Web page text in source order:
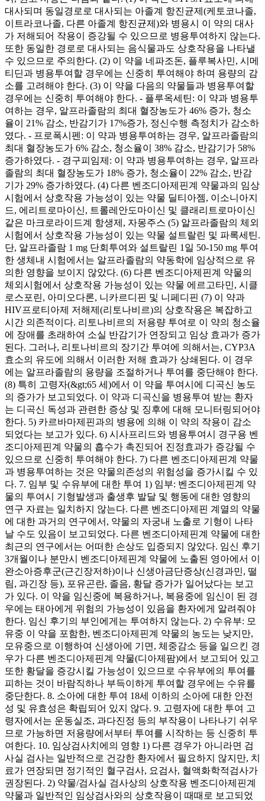
대사되며 동일경로로 대사되는 아졸계 항진균제(케토코나졸,
이트라코나졸, 다른 아졸계 항진균제)와 병용시 이 약의 대사
가 저해되어 작용이 증강될 수 있으므로 병용투여하지 않는다.
또한 동일한 경로로 대사되는 음식물과도 상호작용을 나타낼
수 있으므로 주의한다. (2) 이 약을 네파조돈, 플루복사민, 시메
티딘과 병용투여할 경우에는 신중히 투여해야 하며 용량의 감
소를 고려해야 한다. (3) 이 약을 다음의 약물들과 병용투여할
경우에는 신중히 투여해야 한다. - 플루옥세틴: 이 약과 병용투
여하는 경우, 알프라졸람의 최대 혈장농도가 46% 증가, 청소
율이 21% 감소, 반감기가 17%증가, 정신수행 측정치가 감소하
였다. - 프로폭시펜: 이 약과 병용투여하는 경우, 알프라졸람의
최대 혈장농도가 6% 감소, 청소율이 38% 감소, 반감기가 58%
증가하였다. - 경구피임제: 이 약과 병용투여하는 경우, 알프라
졸람의 최대 혈장농도가 18% 증가, 청소율이 22% 감소, 반감
기가 29% 증가하였다. (4) 다른 벤조디아제핀계 약물과의 임상
시험에서 상호작용 가능성이 있는 약물 딜티아젬, 이소니아지
드, 에리트로마이신, 트롤레안도마이신 및 클래리트로마이신
같은 마크로라이드계 항생제, 자몽주스 (5) 알프라졸람의 체외
시험에서 상호작용 가능성이 있는 약물 설트랄린 및 파록세틴.
단, 알프라졸람 1 mg 단회투여와 설트랄린 1일 50-150 mg 투여
한 생체내 시험에서는 알프라졸람의 약동학에 임상적으로 유
의한 영향을 보이지 않았다. (6) 다른 벤조디아제핀계 약물의
체외시험에서 상호작용 가능성이 있는 약물 에르고타민, 시클
로스포린, 아미오다론, 니카르디핀 및 니페디핀 (7) 이 약과
HIV프로티아제 저해제(리토나비르)의 상호작용은 복잡하고
시간 의존적이다. 리토나비르의 저용량 투여로 이 약의 청소율
에 장애를 초래하여 소실 반감기가 연장되고 임상 효과가 증가
된다. 그러나, 리토나비르의 장기간 투여에 의해서는, CYP3A
효소의 유도에 의해서 이러한 저해 효과가 상쇄된다. 이 경우
에는 알프라졸람의 용량을 조절하거나 투여를 중단해야 한다.
(8) 특히 고령자(&gt;65 세)에서 이 약을 투여시에 디곡신 농도
의 증가가 보고되었다. 이 약과 디곡신을 병용투여 받는 환자
는 디곡신 독성과 관련한 증상 및 징후에 대해 모니터링되어야
한다. 5) 카르바마제핀과의 병용에 의해 이 약의 작용이 감소
되었다는 보고가 있다. 6) 시사프리드와 병용투여시 경구용 벤
조디아제핀계 약물의 흡수가 촉진되어 진정효과가 증강될 수
있으므로 신중히 투여해야 한다. 7) 다른 벤조디아제핀계 약물
과 병용투여하는 것은 약물의존성의 위험성을 증가시킬 수 있
다. 7. 임부 및 수유부에 대한 투여 1) 임부: 벤조디아제핀계 약
물의 투여시 기형발생과 출생후 발달 및 행동에 대한 영향의
연구 자료는 일치하지 않는다. 다른 벤조디아제핀 계열의 약물
에 대한 과거의 연구에서, 약물의 자궁내 노출로 기형이 나타
날 수도 있음이 보고되었다. 다른 벤조디아제핀계 약물에 대한
최근의 연구에서는 어떠한 손상도 입증되지 않았다. 임신 후기
3개월이나 분만시 벤조디아제핀계 약물에 노출된 영아에서 이
완소아증후군(근긴장저하)이나 신생아금단증상(신경과민, 떨
림, 과긴장 등), 포유곤란, 졸음, 황달 증가가 일어났다는 보고
가 있다. 이 약을 임신중에 복용하거나, 복용중에 임신이 된 경
우에는 태아에게 위험의 가능성이 있음을 환자에게 알려줘야
한다. 임신 후기의 부인에게는 투여하지 않는다. 2) 수유부: 모
유중 이 약을 포함한, 벤조디아제핀계 약물의 농도는 낮지만,
모유중으로 이행하여 신생아에 기면, 체중감소 등을 일으킨 경
우가 다른 벤조디아제핀계 약물(디아제팜)에서 보고되어 있고
또한 황달을 증강시킬 가능성이 있으므로 수유부에의 투여를
피하는 것이 바람직하나 부득이하게 투여할 경우에는 수유를
중단한다. 8. 소아에 대한 투여 18세 이하의 소아에 대한 안전
성 및 유효성은 확립되어 있지 않다. 9. 고령자에 대한 투여 고
령자에서는 운동실조, 과다진정 등의 부작용이 나타나기 쉬우
므로 가능하면 저용량에서부터 투여를 시작하는 등 신중히 투
여한다. 10. 임상검사치에의 영향 1) 다른 경우가 아니라면 검
사실 검사는 일반적으로 건강한 환자에서 필요하지 않지만, 치
료가 연장되면 정기적인 혈구검사, 요검사, 혈액화학적검사가
권장된다. 2) 약물/검사실 검사상의 상호작용 벤조디아제핀계
약물과 일반적인 임상검사와의 상호작용이 때때로 보고되었